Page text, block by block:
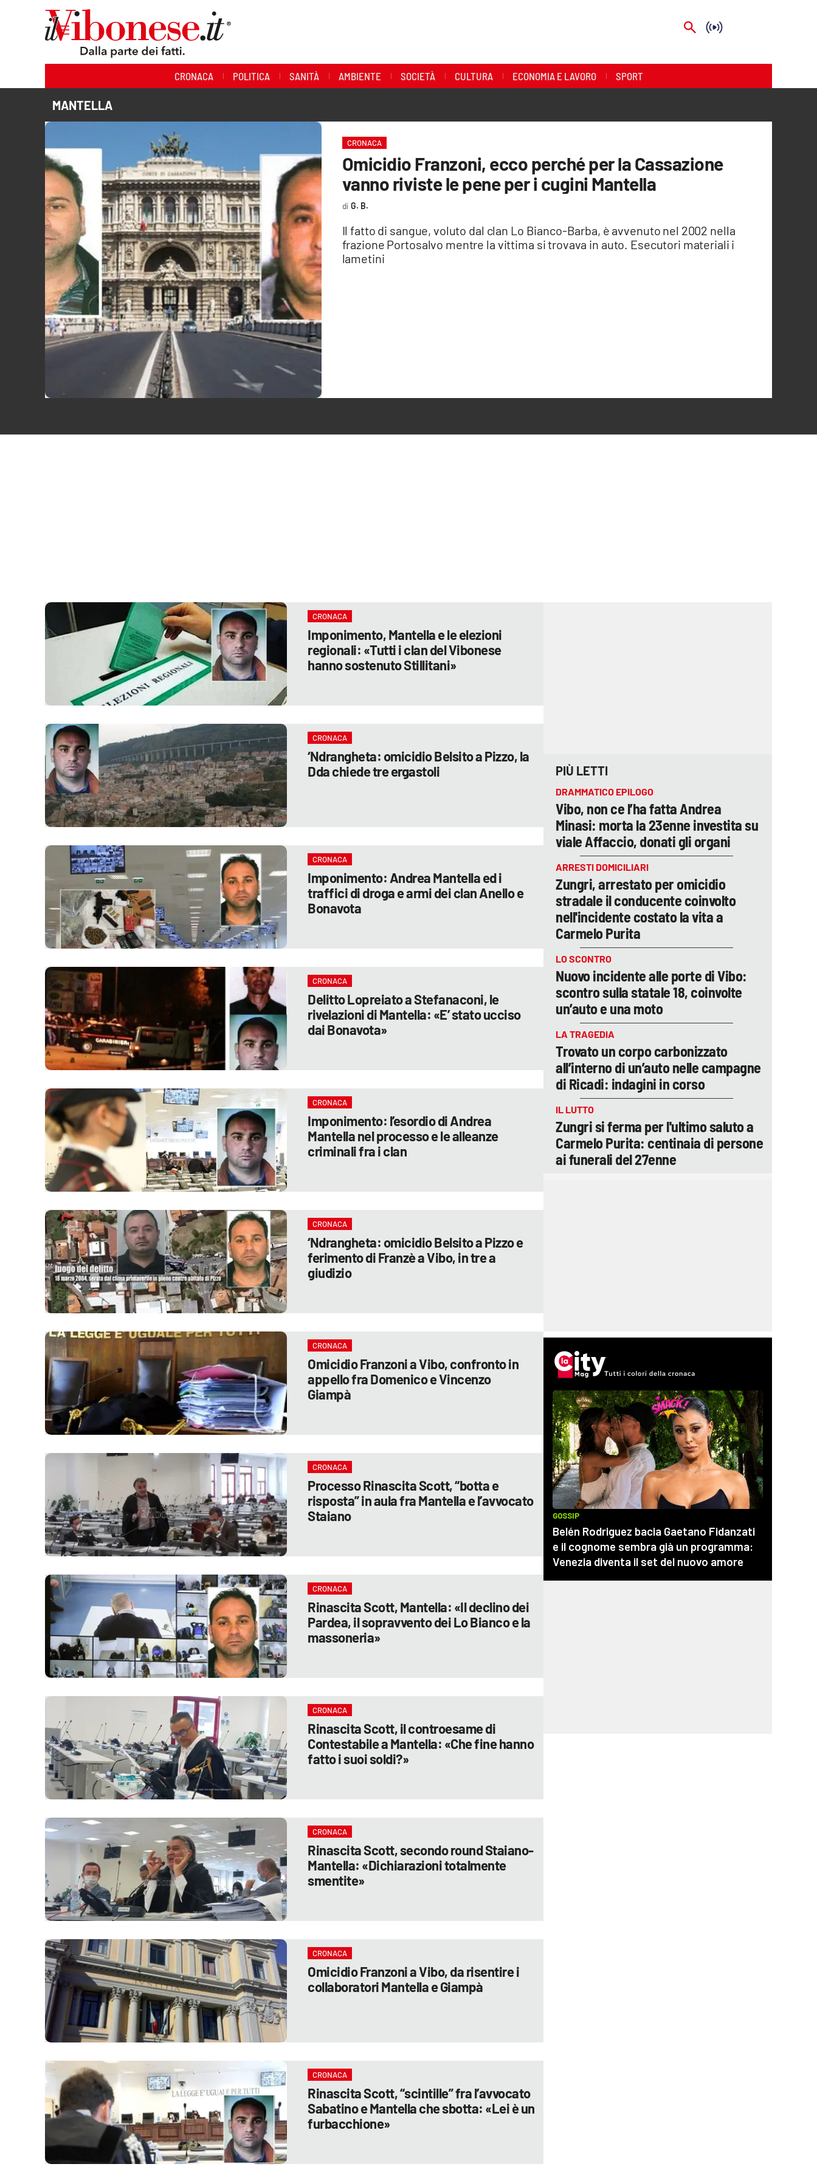
Economia e Lavoro
Streaming
catanzarochannel.it
lacapitalenews.it
Vai
CRONACA POLITICA SANITÀ AMBIENTE SOCIETÀ CULTURA ECONOMIA E LAVORO SPORT
MANTELLA
CRONACA
Omicidio Franzoni, ecco perché per la Cassazione
vanno riviste le pene per i cugini Mantella
Il fatto di sangue, voluto dal clan Lo Bianco-Barba, è avvenuto nel 2002 nella
frazione Portosalvo mentre la vittima si trovava in auto. Esecutori materiali i
lametini
G. B.
CRONACA
Imponimento, Mantella e le elezioni
regionali: «Tutti i clan del Vibonese
hanno sostenuto Stillitani»
CRONACA
‘Ndrangheta: omicidio Belsito a Pizzo, la
Dda chiede tre ergastoli
CRONACA
Imponimento: Andrea Mantella ed i
traffici di droga e armi dei clan Anello e
Bonavota
CRONACA
Delitto Lopreiato a Stefanaconi, le
rivelazioni di Mantella: «E’ stato ucciso
dai Bonavota»
CRONACA
Imponimento: l’esordio di Andrea
Mantella nel processo e le alleanze
criminali fra i clan
CRONACA
‘Ndrangheta: omicidio Belsito a Pizzo e
ferimento di Franzè a Vibo, in tre a
giudizio
CRONACA
Omicidio Franzoni a Vibo, confronto in
appello fra Domenico e Vincenzo
Giampà
CRONACA
Processo Rinascita Scott, “botta e
risposta” in aula fra Mantella e l’avvocato
Staiano
CRONACA
Rinascita Scott, Mantella: «Il declino dei
Pardea, il sopravvento dei Lo Bianco e la
massoneria»
CRONACA
Rinascita Scott, il controesame di
Contestabile a Mantella: «Che fine hanno
fatto i suoi soldi?»
CRONACA
Rinascita Scott, secondo round Staiano-
Mantella: «Dichiarazioni totalmente
smentite»
CRONACA
Omicidio Franzoni a Vibo, da risentire i
collaboratori Mantella e Giampà
CRONACA
Rinascita Scott, “scintille” fra l’avvocato
Sabatino e Mantella che sbotta: «Lei è un
furbacchione»
PIÙ LETTI
DRAMMATICO EPILOGO
Vibo, non ce l’ha fatta Andrea
Minasi: morta la 23enne investita su
viale Affaccio, donati gli organi
ARRESTI DOMICILIARI
Zungri, arrestato per omicidio
stradale il conducente coinvolto
nell'incidente costato la vita a
Carmelo Purita
LO SCONTRO
Nuovo incidente alle porte di Vibo:
scontro sulla statale 18, coinvolte
un’auto e una moto
LA TRAGEDIA
Trovato un corpo carbonizzato
all’interno di un’auto nelle campagne
di Ricadi: indagini in corso
IL LUTTO
Zungri si ferma per l'ultimo saluto a
Carmelo Purita: centinaia di persone
ai funerali del 27enne